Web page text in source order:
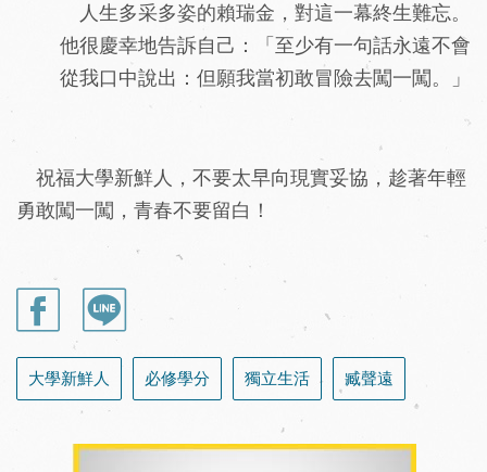
人生多采多姿的賴瑞金，對這一幕終生難忘。
他很慶幸地告訴自己：「至少有一句話永遠不會
從我口中說出：但願我當初敢冒險去闖一闖。」
祝福大學新鮮人，不要太早向現實妥協，趁著年輕
勇敢闖一闖，青春不要留白！
大學新鮮人 必修學分 獨立生活 臧聲遠